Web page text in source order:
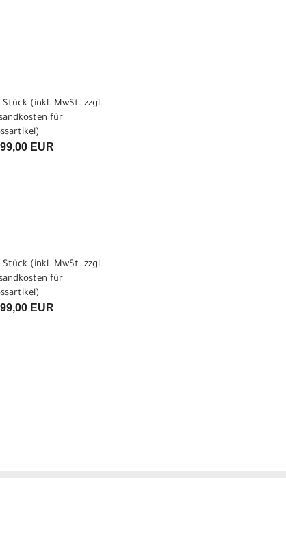
Stück (inkl. MwSt. zzgl.
für
)
EUR
Stück (inkl. MwSt. zzgl.
für
)
EUR